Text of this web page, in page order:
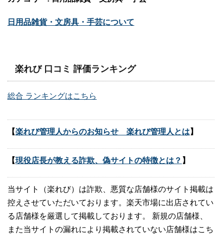
日用品雑貨・文房具・手芸について
楽れび 口コミ 評価ランキング
総合 ランキングはこちら
【楽れび管理人からのお知らせ 楽れび管理人とは 】
【現役店長が教える詐欺、偽サイトの特徴とは？ 】
当サイト（楽れび）は詐欺、悪質な店舗様のサイト掲載は
控えさせていただいております。楽天市場に出店されてい
る店舗様を厳選して掲載しております。 新規の店舗様、
また当サイトの漏れにより掲載されていない店舗様はこち